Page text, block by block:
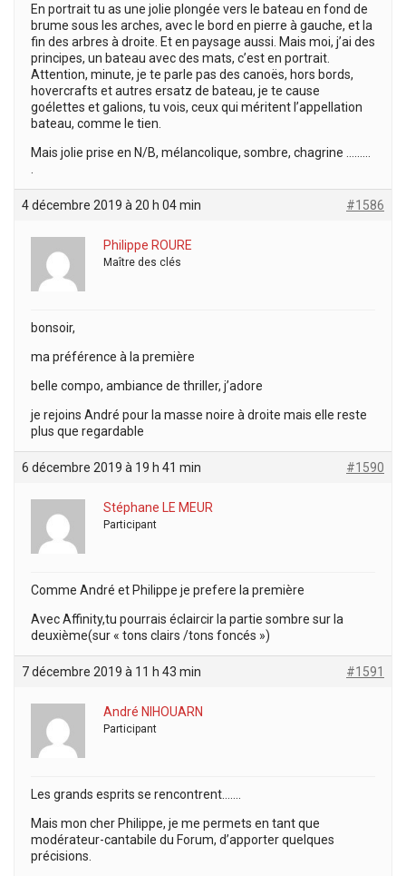
En portrait tu as une jolie plongée vers le bateau en fond de
brume sous les arches, avec le bord en pierre à gauche, et la
fin des arbres à droite. Et en paysage aussi. Mais moi, j’ai des
principes, un bateau avec des mats, c’est en portrait.
Attention, minute, je te parle pas des canoës, hors bords,
hovercrafts et autres ersatz de bateau, je te cause
goélettes et galions, tu vois, ceux qui méritent l’appellation
bateau, comme le tien.
Mais jolie prise en N/B, mélancolique, sombre, chagrine ………
4 décembre 2019 à 20 h 04 min #1586
Philippe ROURE
Maître des clés
bonsoir,
ma préférence à la première
belle compo, ambiance de thriller, j’adore
je rejoins André pour la masse noire à droite mais elle reste
plus que regardable
6 décembre 2019 à 19 h 41 min #1590
Stéphane LE MEUR
Participant
Comme André et Philippe je prefere la première
Avec Affinity,tu pourrais éclaircir la partie sombre sur la
deuxième(sur « tons clairs /tons foncés »)
7 décembre 2019 à 11 h 43 min #1591
André NIHOUARN
Participant
Les grands esprits se rencontrent…….
Mais mon cher Philippe, je me permets en tant que
modérateur-cantabile du Forum, d’apporter quelques
précisions.